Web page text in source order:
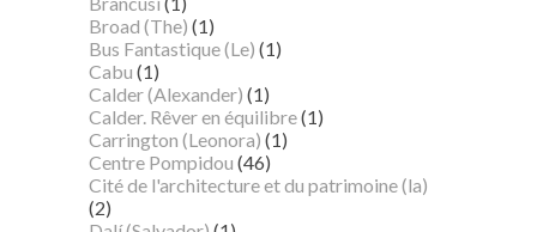
Broad (The) (1)
Bus Fantastique (Le) (1)
Cabu (1)
Calder (Alexander) (1)
Calder. Rêver en équilibre(1)
Carrington (Leonora) (1)
Centre Pompidou (46)
Cité de l'architecture et du patrimoine (la)
(2)